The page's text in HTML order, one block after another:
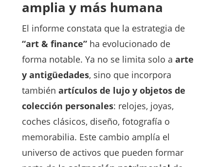
amplia y más humana
El informe constata que la estrategia de
“art & finance”ha evolucionado de
forma notable. Ya no se limita solo a arte
y antigüedades, sino que incorpora
también artículos de lujo y objetos de
colección personales: relojes, joyas,
coches clásicos, diseño, fotografía o
memorabilia. Este cambio amplía el
universo de activos que pueden formar